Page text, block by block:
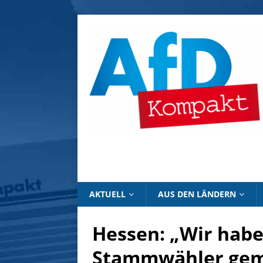
AKTUELL AUS DEN LÄNDERN
Hessen: „Wir
Stammwähler